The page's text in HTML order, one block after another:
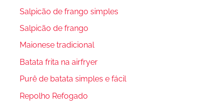
Salpicão de frango simples
Salpicão de frango
Maionese tradicional
Batata frita na airfryer
Purê de batata simples e fácil
Repolho Refogado